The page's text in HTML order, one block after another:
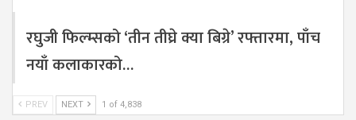
रघुजी फिल्म्सको ‘तीन तीघ्रे क्या बिग्रे’ रफ्तारमा, पाँच
नयाँ कलाकारको…
PREV NEXT 1 of 4,838